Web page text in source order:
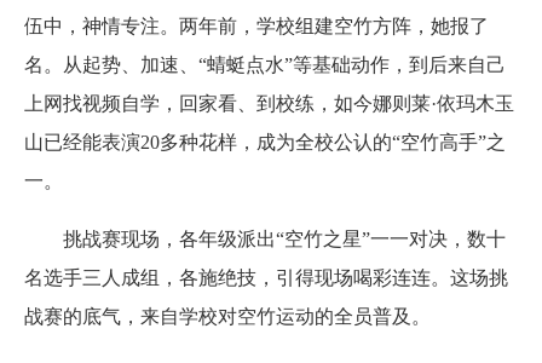
伍中，神情专注。两年前，学校组建空竹方阵，她报了
名。从起势、加速、“蜻蜓点水”等基础动作，到后来自己
上网找视频自学，回家看、到校练，如今娜则莱·依玛木玉
山已经能表演20多种花样，成为全校公认的“空竹高手”之
一。
挑战赛现场，各年级派出“空竹之星”一一对决，数十
名选手三人成组，各施绝技，引得现场喝彩连连。这场挑
战赛的底气，来自学校对空竹运动的全员普及。